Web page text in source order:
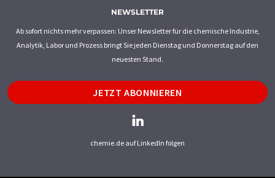
NEWSLETTER
Ab sofort nichts mehr verpassen: Unser Newsletter für die chemische Industrie,
Analytik, Labor und Prozess bringt Sie jeden Dienstag und Donnerstag auf den
neuesten Stand.
JETZT ABONNIEREN
chemie.de auf LinkedIn folgen